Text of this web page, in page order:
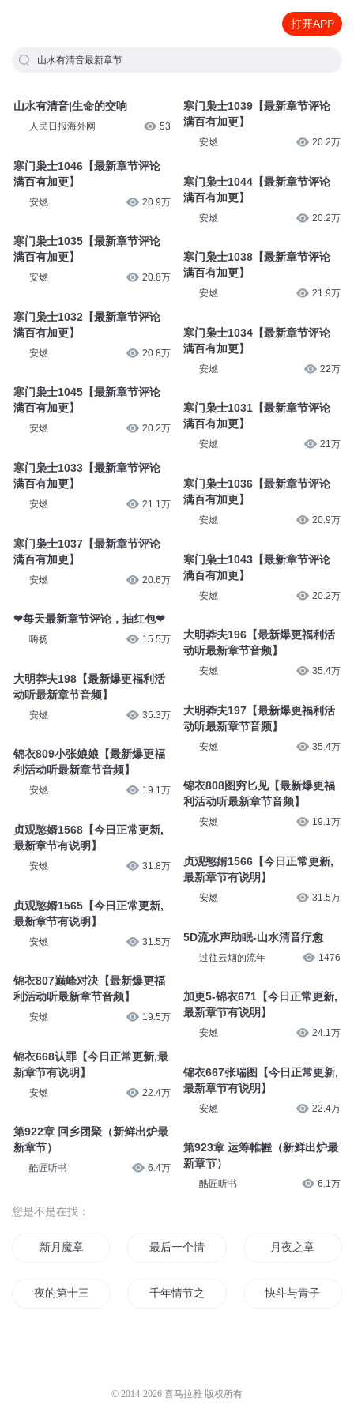
打开APP
山水有清音最新章节
山水有清音|生命的交响
人民日报海外网 53
寒门枭士1046【最新章节评论
满百有加更】
安燃 20.9万
寒门枭士1035【最新章节评论
满百有加更】
安燃 20.8万
寒门枭士1032【最新章节评论
满百有加更】
安燃 20.8万
寒门枭士1045【最新章节评论
满百有加更】
安燃 20.2万
寒门枭士1033【最新章节评论
满百有加更】
安燃 21.1万
寒门枭士1037【最新章节评论
满百有加更】
安燃 20.6万
❤每天最新章节评论，抽红包❤
嗨扬 15.5万
大明莽夫198【最新爆更福利活
动听最新章节音频】
安燃 35.3万
锦衣809小张娘娘【最新爆更福
利活动听最新章节音频】
安燃 19.1万
贞观憨婿1568【今日正常更新,
最新章节有说明】
安燃 31.8万
贞观憨婿1565【今日正常更新,
最新章节有说明】
安燃 31.5万
锦衣807巅峰对决【最新爆更福
利活动听最新章节音频】
安燃 19.5万
锦衣668认罪【今日正常更新,最
新章节有说明】
安燃 22.4万
第922章 回乡团聚（新鲜出炉最
新章节）
酷匠听书 6.4万
寒门枭士1039【最新章节评论
满百有加更】
安燃 20.2万
寒门枭士1044【最新章节评论
满百有加更】
安燃 20.2万
寒门枭士1038【最新章节评论
满百有加更】
安燃 21.9万
寒门枭士1034【最新章节评论
满百有加更】
安燃 22万
寒门枭士1031【最新章节评论
满百有加更】
安燃 21万
寒门枭士1036【最新章节评论
满百有加更】
安燃 20.9万
寒门枭士1043【最新章节评论
满百有加更】
安燃 20.2万
大明莽夫196【最新爆更福利活
动听最新章节音频】
安燃 35.4万
大明莽夫197【最新爆更福利活
动听最新章节音频】
安燃 35.4万
锦衣808图穷匕见【最新爆更福
利活动听最新章节音频】
安燃 19.1万
贞观憨婿1566【今日正常更新,
最新章节有说明】
安燃 31.5万
5D流水声助眠-山水清音疗愈
过往云烟的流年 1476
加更5-锦衣671【今日正常更新,
最新章节有说明】
安燃 24.1万
锦衣667张瑞图【今日正常更新,
最新章节有说明】
安燃 22.4万
第923章 运筹帷幄（新鲜出炉最
新章节）
酷匠听书 6.1万
您是不是在找：
新月魔章 最后一个情人节 月夜之章
夜的第十三章 千年情节之三生三世 快斗与青子的情
© 2014-2026 喜马拉雅 版权所有